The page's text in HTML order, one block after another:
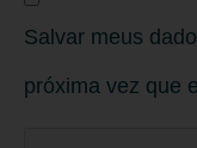
Salvar meus
próxima vez que